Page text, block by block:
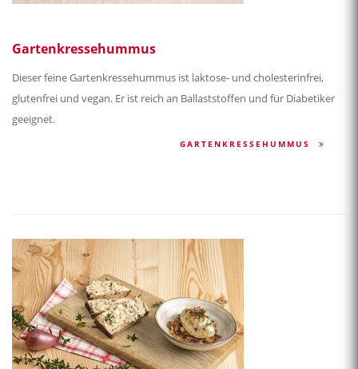
Gartenkressehummus
Dieser feine Gartenkressehummus ist laktose- und cholesterinfrei,
glutenfrei und vegan. Er ist reich an Ballaststoffen und für Diabetiker
geeignet.
GARTENKRESSEHUMMUS